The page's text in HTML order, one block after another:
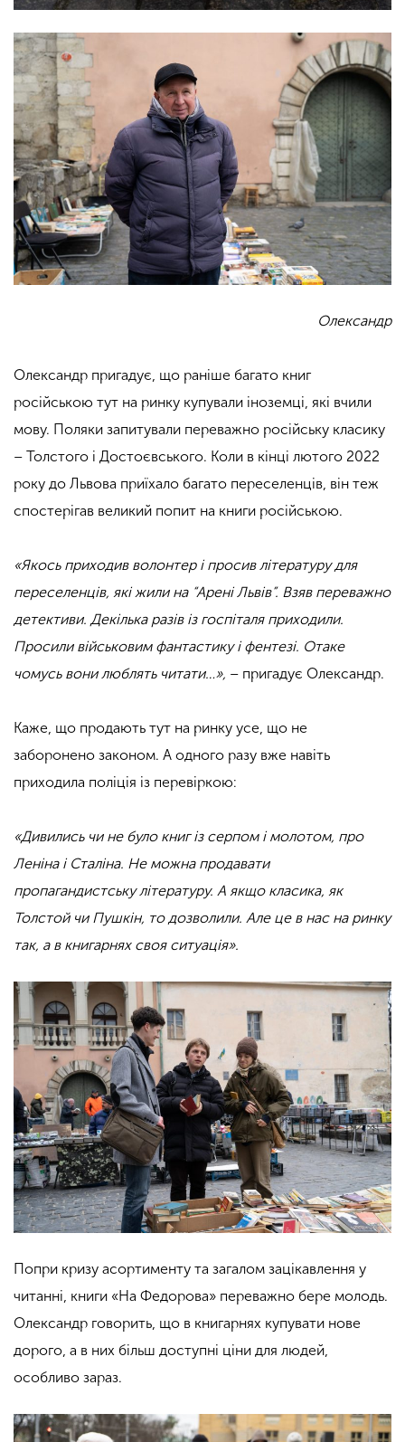
Олександр
Олександр пригадує, що раніше багато книг
російською тут на ринку купували іноземці, які вчили
мову. Поляки запитували переважно російську класику
– Толстого і Достоєвського. Коли в кінці лютого 2022
року до Львова приїхало багато переселенців, він теж
спостерігав великий попит на книги російською.
«Якось приходив волонтер і просив літературу для
переселенців, які жили на “Арені Львів”. Взяв переважно
детективи. Декілька разів із госпіталя приходили.
Просили військовим фантастику і фентезі. Отаке
чомусь вони люблять читати…», – пригадує Олександр.
Каже, що продають тут на ринку усе, що не
заборонено законом. А одного разу вже навіть
приходила поліція із перевіркою:
«Дивились чи не було книг із серпом і молотом, про
Леніна і Сталіна. Не можна продавати
пропагандистську літературу. А якщо класика, як
Толстой чи Пушкін, то дозволили. Але це в нас на ринку
так, а в книгарнях своя ситуація».
Попри кризу асортименту та загалом зацікавлення у
читанні, книги «На Федорова» переважно бере молодь.
Олександр говорить, що в книгарнях купувати нове
дорого, а в них більш доступні ціни для людей,
особливо зараз.